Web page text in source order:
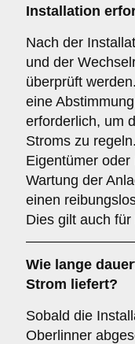
Installation
Nach der
und der
überprüft
eine
erforderlich, um
Stroms zu
Eigentümer
Wartung der
einen
Dies gilt auch
Wie lange
Strom liefert?
Sobald die
Oberlinner